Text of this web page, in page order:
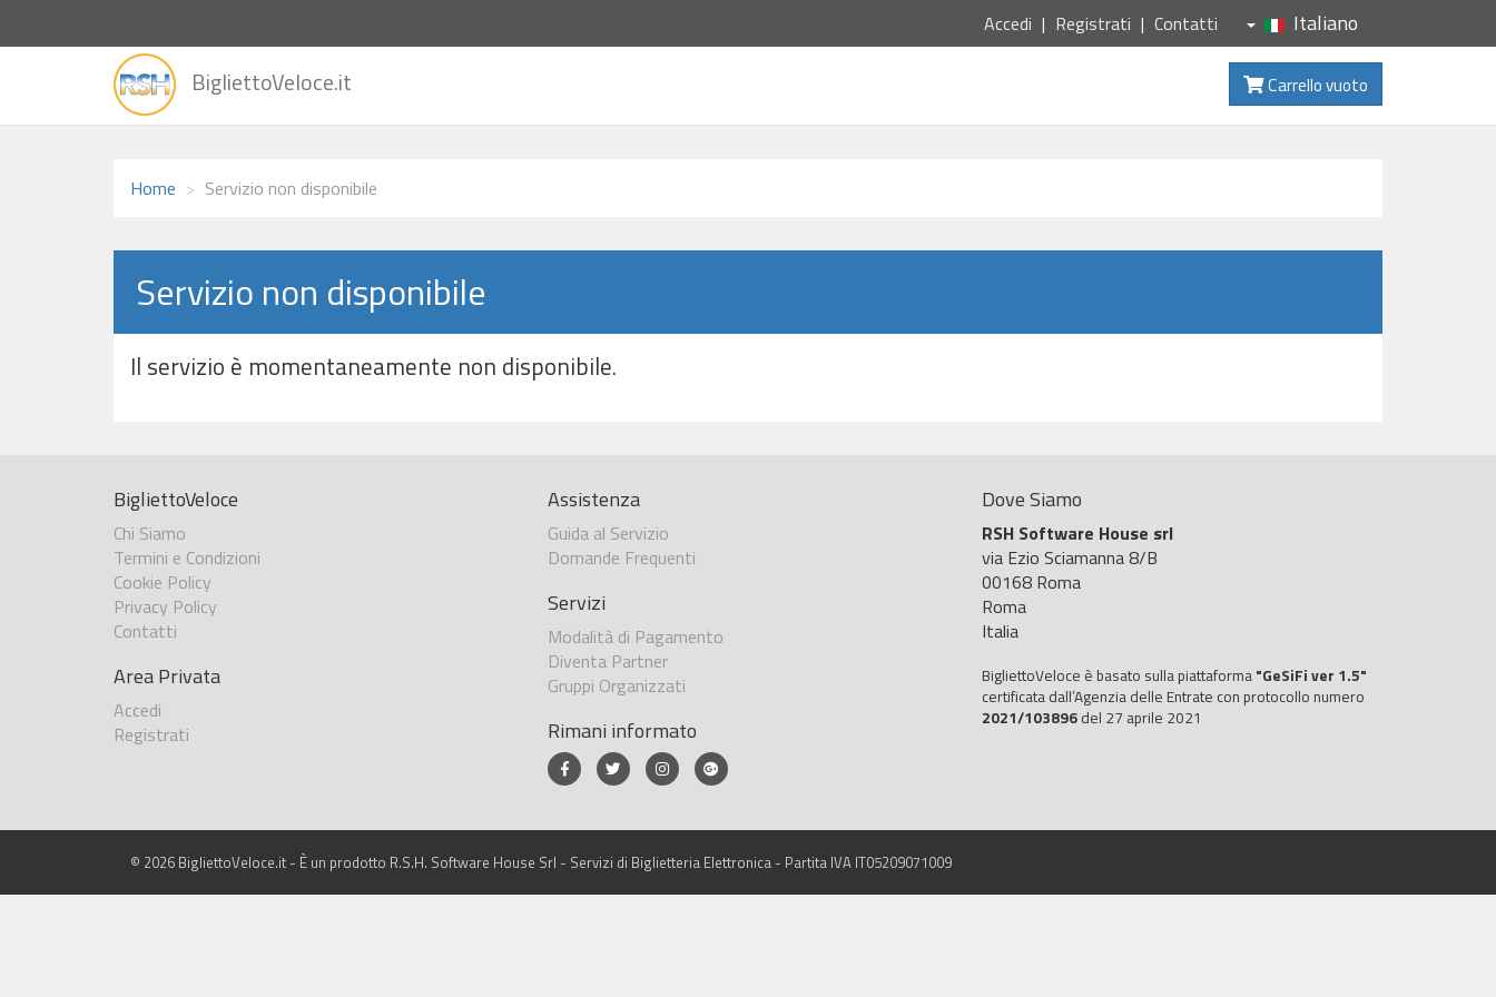
Accedi Registrati Contatti Italiano
alla
BigliettoVeloce.it Carrello vuoto
Home Servizio non disponibile
Servizio non disponibile
Il servizio è momentaneamente non disponibile.
BigliettoVeloce
Chi Siamo
Termini e Condizioni
Cookie Policy
Privacy Policy
Contatti
Area Privata
Accedi
Registrati
Assistenza
Guida al Servizio
Domande Frequenti
Servizi
Modalità di Pagamento
Diventa Partner
Gruppi Organizzati
Rimani informato
Dove Siamo
RSH Software House srl
via Ezio Sciamanna 8/B
00168 Roma
Roma
Italia
BigliettoVeloce è basato sulla piattaforma "GeSiFi ver 1.5"
certificata dall’Agenzia delle Entrate con protocollo numero
2021/103896 del 27 aprile 2021
© 2026 BigliettoVeloce.it - È un prodotto R.S.H. Software House Srl - Servizi di Biglietteria Elettronica - Partita IVA IT05209071009